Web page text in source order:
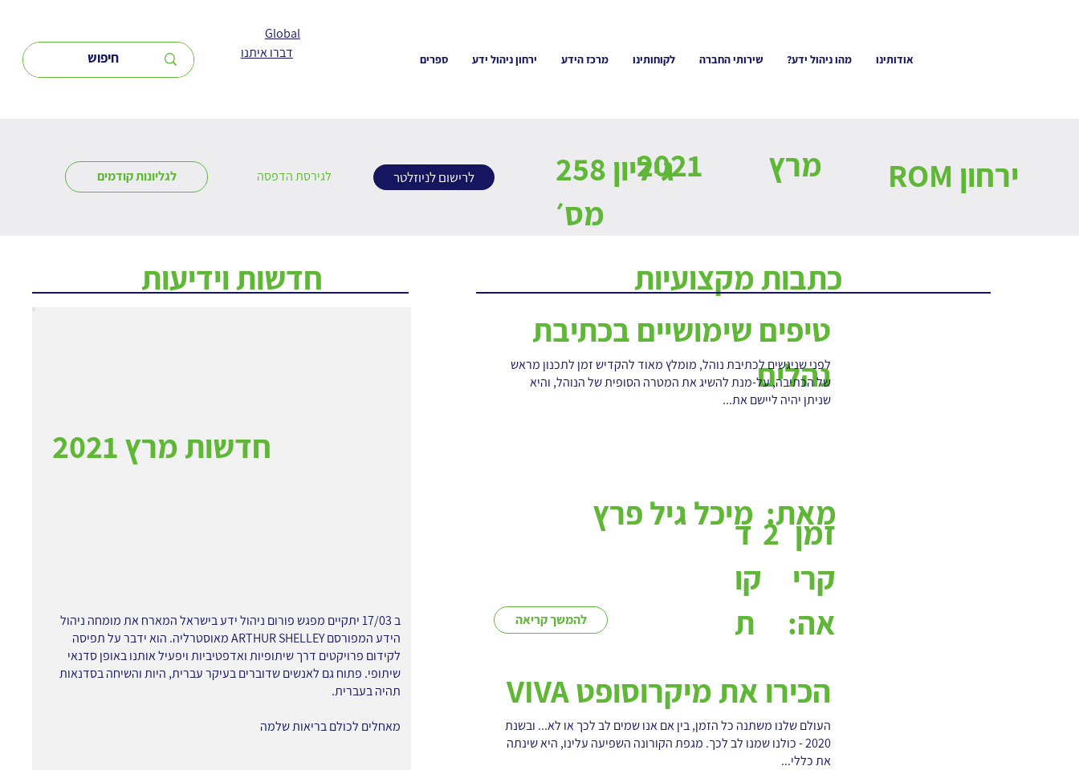
Global
אודותינו מהו ניהול ידע? שירותי החברה לקוחותינו מרכז הידע ירחון ניהול ידע ספרים דברו איתנו
ירחון ROM
258 גיליון
מס׳
לגליונות קודמים מרץ 2021 לגירסת הדפסה לרישום לניוזלטר
טיפים שימושיים בכתיבת
נהלים
לפני שניגשים לכתיבת נוהל, מומלץ מאוד להקדיש זמן לתכנון מראש
של הכתיבה, על-מנת להשיג את המטרה הסופית של הנוהל, והיא
שניתן יהיה ליישם את...
מיכל גיל פרץ מאת:
להמשך קריאה
ד
קו
ת
זמן
קרי
אה:
2
הכירו את מיקרוסופט VIVA
העולם שלנו משתנה כל הזמן, בין אם אנו שמים לב לכך או לא... ובשנת
2020 - כולנו שמנו לב לכך. מגפת הקורונה השפיעה עלינו, היא שינתה
את כללי...
כתבות מקצועיות חדשות וידיעות
חדשות מרץ 2021
ב 17/03 יתקיים מפגש פורום ניהול ידע בישראל המארח את מומחה ניהול
הידע המפורסם ARTHUR SHELLEY מאוסטרליה. הוא ידבר על תפיסה
לקידום פרויקטים דרך שיתופיות ואדפטיביות ויפעיל אותנו באופן סדנאי
שיתופי. פתוח גם לאנשים שדוברים בעיקר עברית, היות והשיחה בסדנאות
תהיה בעברית.
מאחלים לכולם בריאות שלמה